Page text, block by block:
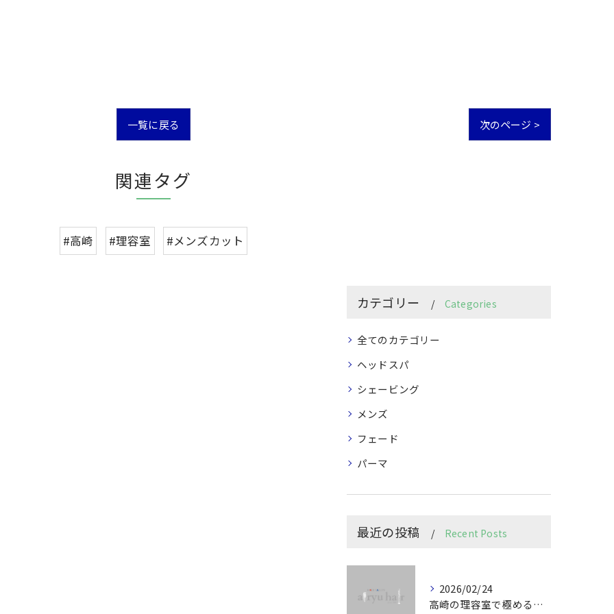
一覧に戻る 次のページ >
関連タグ
#高崎 #理容室 #メンズカット
カテゴリー Categories
全てのカテゴリー
ヘッドスパ
シェービング
メンズ
フェード
パーマ
最近の投稿 Recent Posts
2026/02/24
高崎の理容室で極めるメンズカット技術